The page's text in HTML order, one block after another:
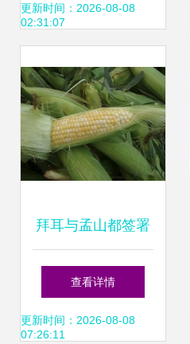
选购指南
更新时间：2026-08-08
02:31:07
拜耳与孟山都签署
玉米种子处理剂协
议 农化行业合作新
查看详情
更新时间：2026-08-08
07:26:11